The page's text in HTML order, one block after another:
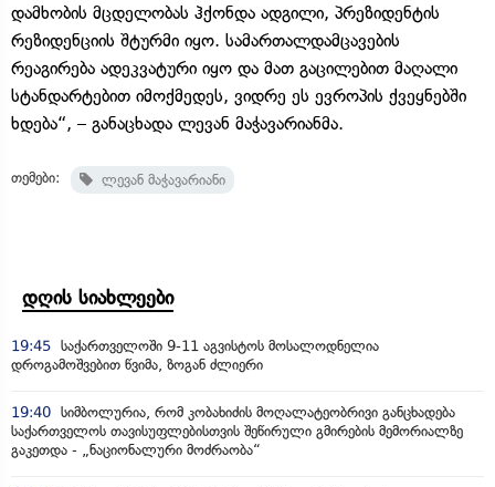
დამხობის მცდელობას ჰქონდა ადგილი, პრეზიდენტის
რეზიდენციის შტურმი იყო. სამართალდამცავების
რეაგირება ადეკვატური იყო და მათ გაცილებით მაღალი
სტანდარტებით იმოქმედეს, ვიდრე ეს ევროპის ქვეყნებში
ხდება“, – განაცხადა ლევან მაჭავარიანმა.
თემები: ლევან მაჭავარიანი
დღის სიახლეები
19:45 საქართველოში 9-11 აგვისტოს მოსალოდნელია
დროგამოშვებით წვიმა, ზოგან ძლიერი
19:40 სიმბოლურია, რომ კობახიძის მოღალატეობრივი განცხადება
საქართველოს თავისუფლებისთვის შეწირული გმირების მემორიალზე
გაკეთდა - „ნაციონალური მოძრაობა“